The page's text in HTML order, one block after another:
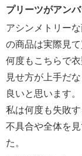
プリーツがアン
アシンメトリー
の商品は実際見て
何度もこちらで
見せ方が上手だ
良いと思います。
私は何度も失敗
不具合や全体を
た。